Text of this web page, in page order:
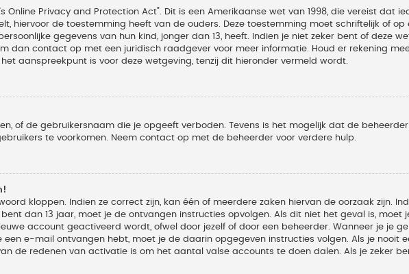
Online Privacy and Protection Act". Dit is een Amerikaanse wet van 1998, die vereist dat
hiervoor de toestemming heeft van de ouders. Deze toestemming moet schriftelijk of op
gegevens van hun kind, jonger dan 13, heeft. Indien je niet zeker bent of deze
dan contact op met een juridisch raadgever voor meer informatie. Houd er rekening
aanspreekpunt is voor deze wetgeving, tenzij dit hieronder vermeld wordt.
of de gebruikersnaam die je opgeeft verboden. Tevens is het mogelijk dat de
te voorkomen. Neem contact op met de beheerder voor verdere hulp.
kloppen. Indien ze correct zijn, kan één of meerdere zaken hiervan de oorzaak zijn.
dan 13 jaar, moet je de ontvangen instructies opvolgen. Als dit niet het geval is, moet
account geactiveerd wordt, ofwel door jezelf of door een beheerder. Wanneer je je
e-mail ontvangen hebt, moet je de daarin opgegeven instructies volgen. Als je nooit
de redenen van activatie is om het aantal valse accounts te doen dalen. Als je zeker